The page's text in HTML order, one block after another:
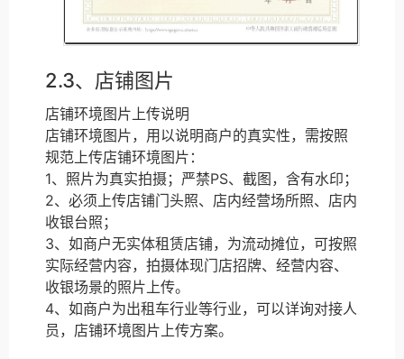
2.3、店铺图片
店铺环境图片上传说明
店铺环境图片，用以说明商户的真实性，需按照
规范上传店铺环境图片：
1、照片为真实拍摄；严禁PS、截图，含有水印；
2、必须上传店铺门头照、店内经营场所照、店内
收银台照；
3、如商户无实体租赁店铺，为流动摊位，可按照
实际经营内容，拍摄体现门店招牌、经营内容、
收银场景的照片上传。
4、如商户为出租车行业等行业，可以详询对接人
员，店铺环境图片上传方案。